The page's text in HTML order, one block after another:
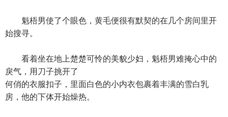
魁梧男使了个眼色，黄毛便很有默契的在几个房间里开
始搜寻。
看着坐在地上楚楚可怜的美貌少妇，魁梧男难掩心中的
戾气，用刀子挑开了
何俏的衣服扣子，里面白色的小内衣包裹着丰满的雪白乳
房，他的下体开始燥热。